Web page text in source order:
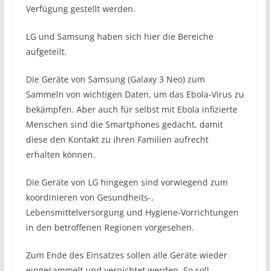
Verfügung gestellt werden.
LG und Samsung haben sich hier die Bereiche
aufgeteilt.
Die Geräte von Samsung (Galaxy 3 Neo) zum
Sammeln von wichtigen Daten, um das Ebola-Virus zu
bekämpfen. Aber auch für selbst mit Ebola infizierte
Menschen sind die Smartphones gedacht, damit
diese den Kontakt zu ihren Familien aufrecht
erhalten können.
Die Geräte von LG hingegen sind vorwiegend zum
koordinieren von Gesundheits-,
Lebensmittelversorgung und Hygiene-Vorrichtungen
in den betroffenen Regionen vorgesehen.
Zum Ende des Einsatzes sollen alle Geräte wieder